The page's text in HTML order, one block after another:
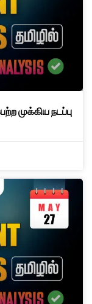
முக்கிய நடப்பு